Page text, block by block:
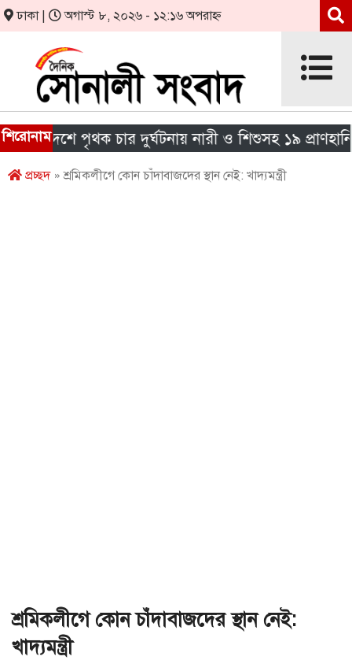
ঢাকা | অগাস্ট ৮, ২০২৬ - ১২:১৬ অপরাহ্ন
শিরোনাম
দেশে পৃথক চার দুর্ঘটনায় নারী ও শিশুসহ ১৯ প্রাণহানি
প্রচ্ছদ» শ্রমিকলীগে কোন চাঁদাবাজদের স্থান নেই: খাদ্যমন্ত্রী
শ্রমিকলীগে কোন চাঁদাবাজদের স্থান নেই:
খাদ্যমন্ত্রী